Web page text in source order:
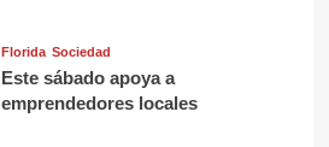
Florida Sociedad
Este sábado apoya a
emprendedores locales